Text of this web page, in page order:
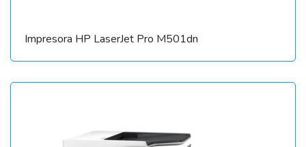
Impresora HP LaserJet Pro M501dn